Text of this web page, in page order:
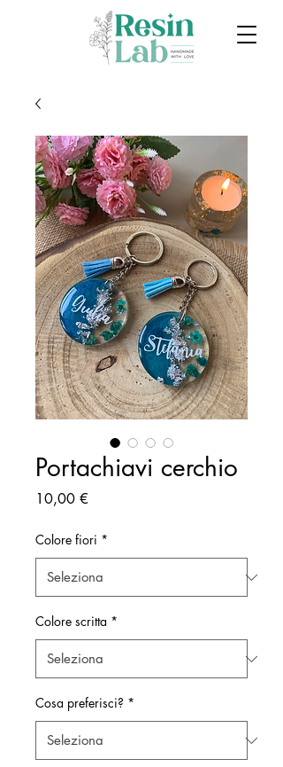
Portachiavi cerchio
10,00 €
Colore fiori *
Colore scritta *
Cosa preferisci? *